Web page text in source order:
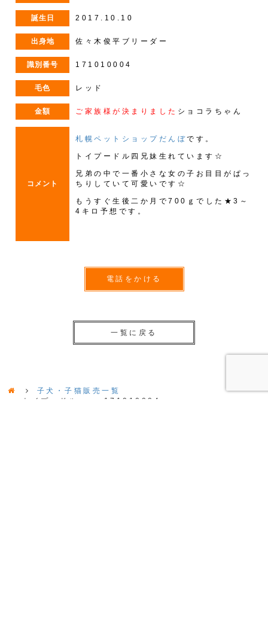
誕生日 2017.10.10
出身地 佐々木俊平ブリーダー
識別番号 171010004
毛色 レッド
金額 ご家族様が決まりました ショコラちゃん
コメント
札幌ペットショップだんぼです。
トイプードル四兄妹生れています☆
兄弟の中で一番小さな女の子お目目がぱっ
ちりしていて可愛いです☆
もうすぐ生後二か月で700ｇでした★3～
4キロ予想です。
電話をかける
一覧に戻る
子犬・子猫販売一覧
トイプードル ♀ 171010004